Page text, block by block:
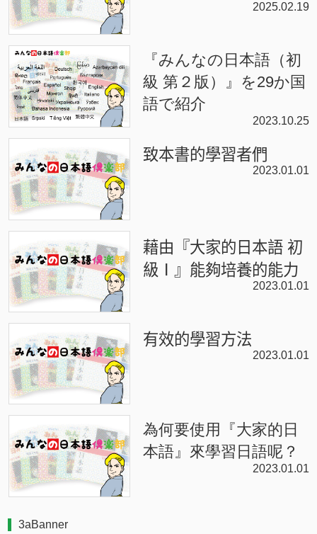
2025.02.19
『みんなの日本語（初
級 第２版）』を29か国
語で紹介
2023.10.25
致本書的學習者們
2023.01.01
藉由『大家的日本語 初
級Ⅰ』能夠培養的能力
2023.01.01
有效的學習方法
2023.01.01
為何要使用『大家的日
本語』來學習日語呢？
2023.01.01
3aBanner